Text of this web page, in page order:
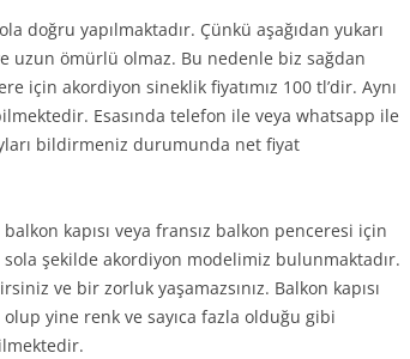
doğru yapılmaktadır. Çünkü aşağıdan yukarı
ömürlü olmaz. Bu nedenle biz sağdan
için akordiyon sineklik fiyatımız 100 tl’dir. Aynı
Esasında telefon ile veya whatsapp ile
bildirmeniz durumunda net fiyat
kapısı veya fransız balkon penceresi için
şekilde akordiyon modelimiz bulunmaktadır.
ve bir zorluk yaşamazsınız. Balkon kapısı
yine renk ve sayıca fazla olduğu gibi